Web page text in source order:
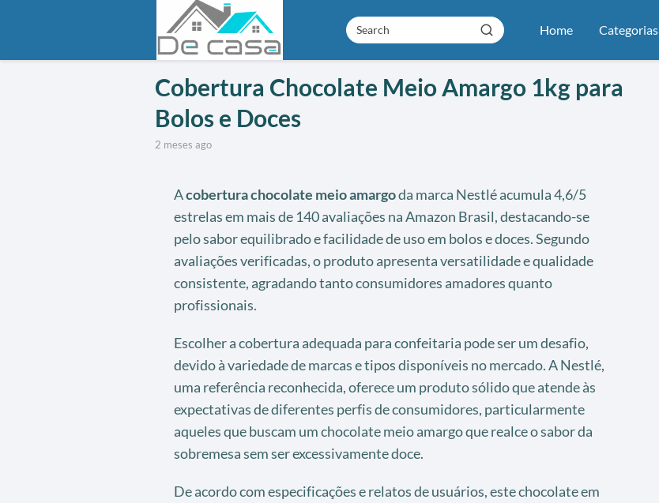
Home Categorias
Cobertura Chocolate Meio Amargo 1kg para
Bolos e Doces
2 meses ago
Acobertura chocolate meio amargoda marca Nestlé acumula 4,6/5
estrelas em mais de 140 avaliações na Amazon Brasil, destacando-se
pelo sabor equilibrado e facilidade de uso em bolos e doces. Segundo
avaliações verificadas, o produto apresenta versatilidade e qualidade
consistente, agradando tanto consumidores amadores quanto
profissionais.
Escolher a cobertura adequada para confeitaria pode ser um desafio,
devido à variedade de marcas e tipos disponíveis no mercado. A Nestlé,
uma referência reconhecida, oferece um produto sólido que atende às
expectativas de diferentes perfis de consumidores, particularmente
aqueles que buscam um chocolate meio amargo que realce o sabor da
sobremesa sem ser excessivamente doce.
De acordo com especificações e relatos de usuários, este chocolate em